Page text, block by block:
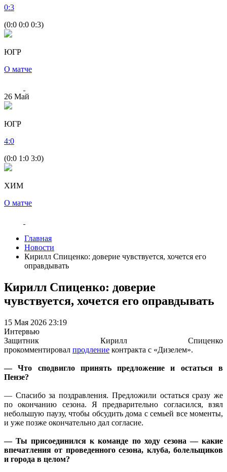
0:3
(0:0 0:0 0:3)
ЮГР
О матче
26 Май
ЮГР
4:0
(0:0 1:0 3:0)
ХИМ
О матче
Главная
Новости
Кирилл Спиценко: доверие чувствуется, хочется его
оправдывать
Кирилл Спиценко: доверие
чувствуется, хочется его оправдывать
15 Мая 2026 23:19
Интервью
Защитник Кирилл Спиценко
прокомментировал продление контракта с «Дизелем».
— Что сподвигло принять предложение и остаться в
Пензе?
— Спасибо за поздравления. Предложили остаться сразу же
по окончанию сезона. Я предварительно согласился, взял
небольшую паузу, чтобы обсудить дома с семьей все моменты,
и уже позже окончательно дал согласие.
— Ты присоединился к команде по ходу сезона — какие
впечатления от проведенного сезона, клуба, болельщиков
и города в целом?